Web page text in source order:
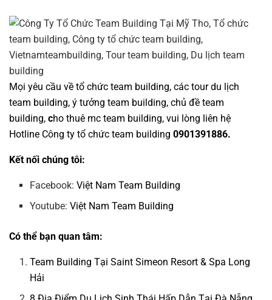
Mọi yêu cầu về tổ chức team building, các tourdu lịch
team building, ý tưởng team building, chủ đề team
building, cho thuê mc team building, vui lòng liên hệ
Hotline Công ty tổ chức team building 0901391886.
Kết nối chúng tôi:
Facebook:Việt Nam Team Building
Youtube:Việt Nam Team Building
Có thể bạn quan tâm:
Team Building Tại Saint Simeon Resort & Spa Long
Hải